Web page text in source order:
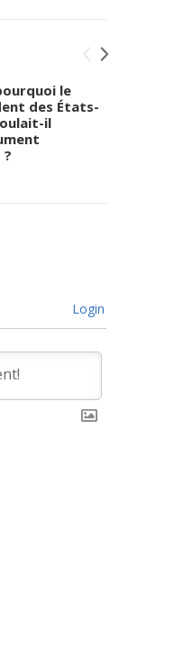
le
des États-
il
Login